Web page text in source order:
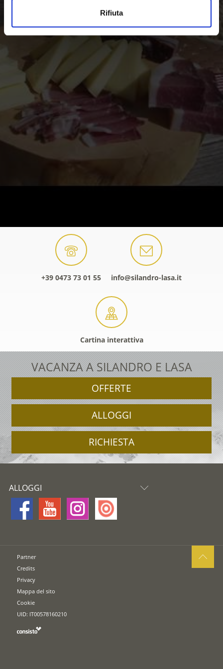
Rifiuta
+39 0473 73 01 55 info@silandro-lasa.it
Cartina interattiva
VACANZA A SILANDRO E LASA
OFFERTE
ALLOGGI
RICHIESTA
ALLOGGI
Partner
Credits
Privacy
Mappa del sito
Cookie
UID: IT00578160210